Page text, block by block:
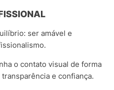
ser amável e
o contato visual de forma
e confiança.